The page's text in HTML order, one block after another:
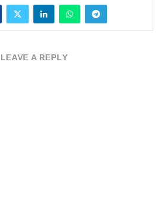
LEAVE A REPLY